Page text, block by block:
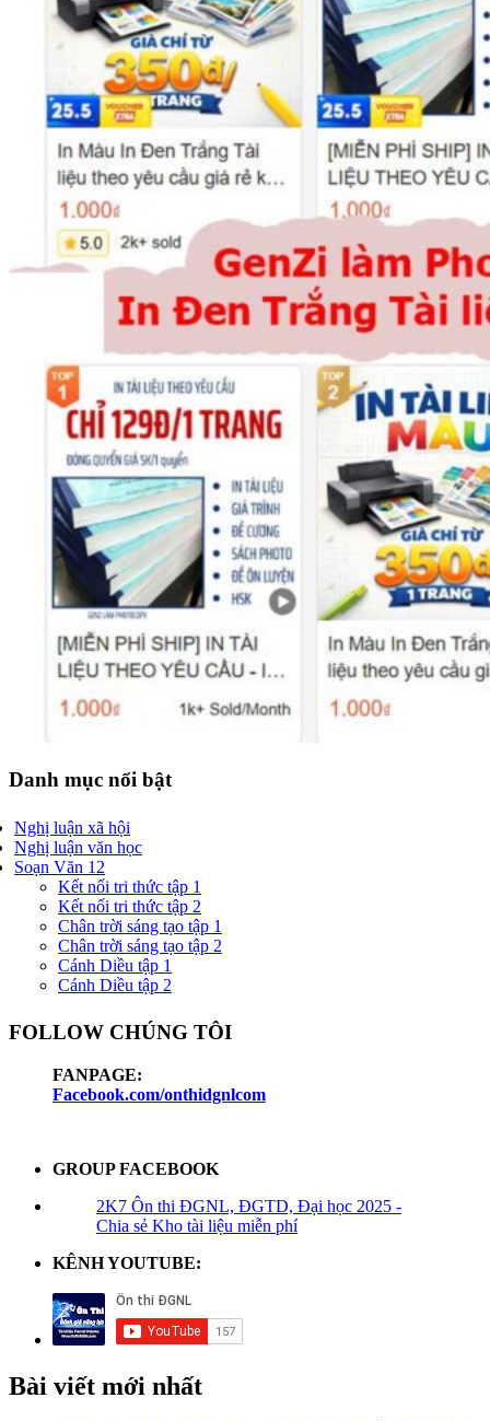
Danh mục nổi bật
Nghị luận xã hội
Nghị luận văn học
Soạn Văn 12
Kết nối tri thức tập 1
Kết nối tri thức tập 2
Chân trời sáng tạo tập 1
Chân trời sáng tạo tập 2
Cánh Diều tập 1
Cánh Diều tập 2
FOLLOW CHÚNG TÔI
FANPAGE:
Facebook.com/onthidgnlcom
GROUP FACEBOOK
2K7 Ôn thi ĐGNL, ĐGTD, Đại học 2025 -
Chia sẻ Kho tài liệu miễn phí
KÊNH YOUTUBE:
Bài viết mới nhất